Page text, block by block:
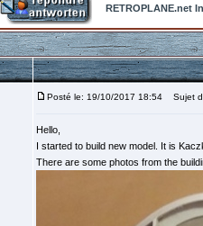
RETROPLANE.net
Posté le: 19/10/2017 18:54 Sujet
Hello,
I started to build new model. It is
There are some photos from the